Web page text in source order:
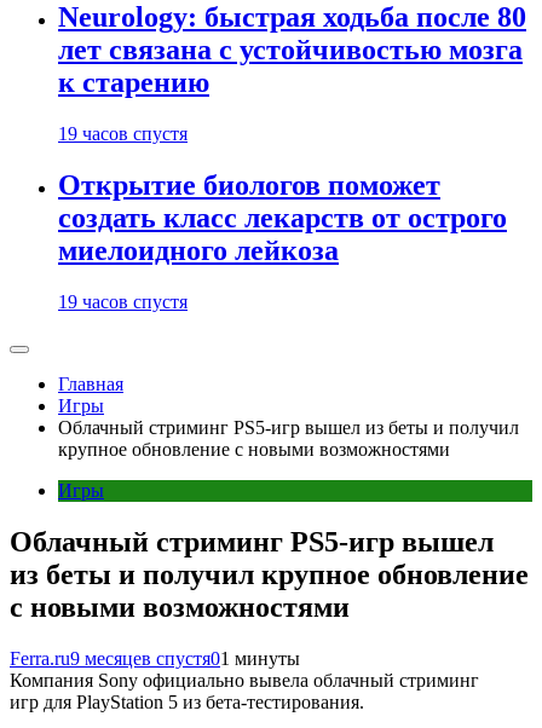
Neurology: быстрая ходьба после 80
лет связана с устойчивостью мозга
к старению
19 часов спустя
Открытие биологов поможет
создать класс лекарств от острого
миелоидного лейкоза
19 часов спустя
Главная
Игры
Облачный стриминг PS5-игр вышел из беты и получил
крупное обновление с новыми возможностями
Игры
Облачный стриминг PS5-игр вышел
из беты и получил крупное обновление
с новыми возможностями
Ferra.ru9 месяцев спустя01 минуты
Компания Sony официально вывела облачный стриминг
игр для PlayStation 5 из бета-тестирования.